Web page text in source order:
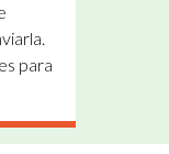
para